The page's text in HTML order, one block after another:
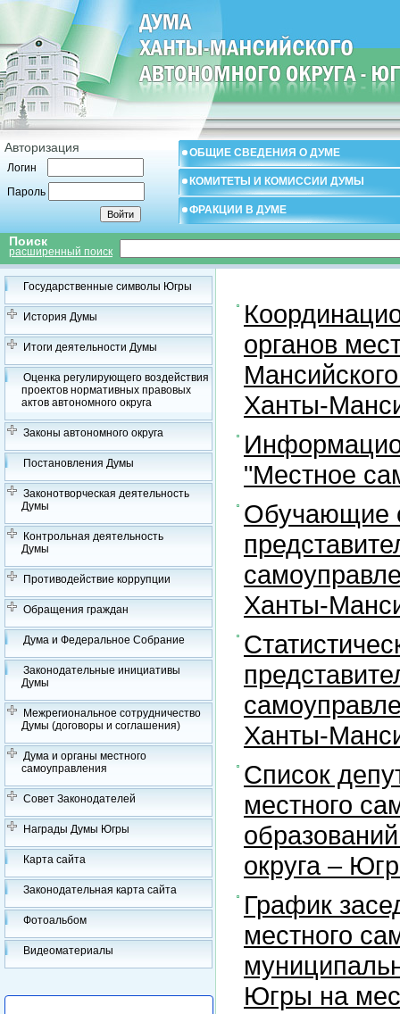
Авторизация
Логин
Пароль
ОБЩИЕ СВЕДЕНИЯ О ДУМЕ
КОМИТЕТЫ И КОМИССИИ ДУМЫ
ФРАКЦИИ В ДУМЕ
Поиск
расширенный поиск
Государственные символы Югры
История Думы
Итоги деятельности Думы
Оценка регулирующего воздействия
проектов нормативных правовых
актов автономного округа
Законы автономного округа
Постановления Думы
Законотворческая деятельность
Думы
Контрольная деятельность
Думы
Противодействие коррупции
Обращения граждан
Дума и Федеральное Собрание
Законодательные инициативы
Думы
Межрегиональное сотрудничество
Думы (договоры и соглашения)
Дума и органы местного
самоуправления
Совет Законодателей
Награды Думы Югры
Карта сайта
Законодательная карта сайта
Фотоальбом
Видеоматериалы
органов
Ханты-
"Местное
Обучающие
Ханты-
Ханты-
Список
местного
округа –
График
местного
Югры на